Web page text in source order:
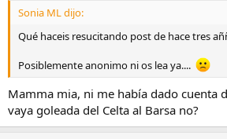
Sonia ML dijo:
Qué haceis resucitando post de hace tres
Posiblemente anonimo ni os lea ya....
Mamma mia, ni me había dado cuenta
vaya goleada del Celta al Barsa no?